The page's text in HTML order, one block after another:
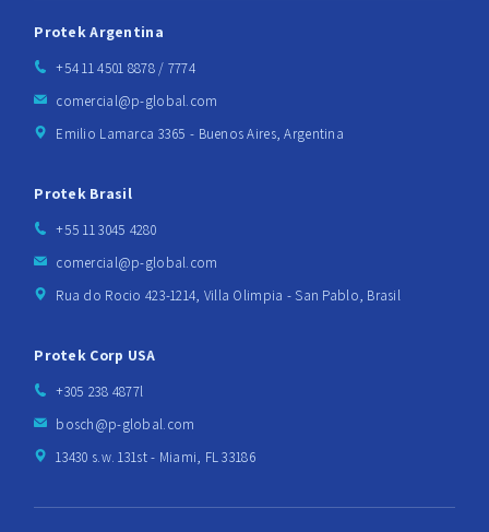
Protek Argentina
+54 11 4501 8878 / 7774
comercial@p-global.com
Emilio Lamarca 3365 - Buenos Aires, Argentina
Protek Brasil
+55 11 3045 4280
comercial@p-global.com
Rua do Rocio 423-1214, Villa Olimpia - San Pablo, Brasil
Protek Corp USA
+305 238 4877l
bosch@p-global.com
13430 s.w. 131st - Miami, FL 33186